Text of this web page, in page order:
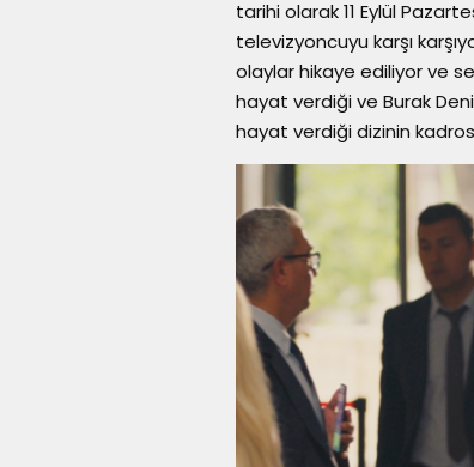
tarihi olarak 11 Eylül
televizyoncuyu karşı
olaylar hikaye ediliyor ve
hayat verdiği ve Burak
hayat verdiği dizinin